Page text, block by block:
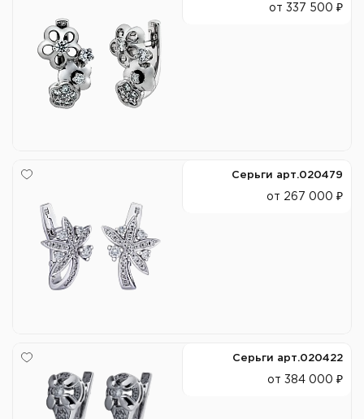
от 337 500 ₽
Серьги арт.020479
от 267 000 ₽
Серьги арт.020422
от 384 000 ₽